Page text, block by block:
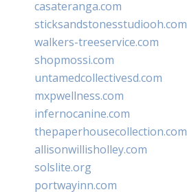
casateranga.com
sticksandstonesstudiooh.com
walkers-treeservice.com
shopmossi.com
untamedcollectivesd.com
mxpwellness.com
infernocanine.com
thepaperhousecollection.com
allisonwillisholley.com
solslite.org
portwayinn.com